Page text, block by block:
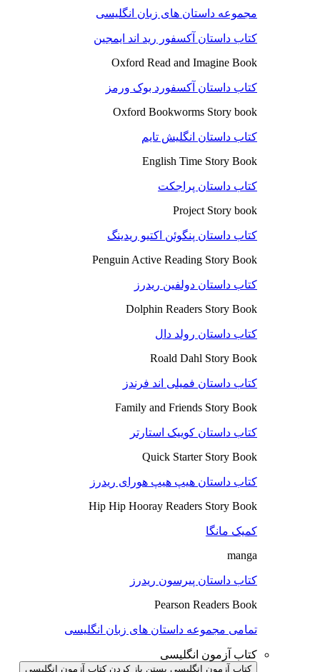
مجموعه داستان های زبان انگلیسی
کتاب داستان آکسفور رید اند ایمجین
Oxford Read and Imagine Book
کتاب داستان آکسفورد بوک ورمز
Oxford Bookworms Story book
کتاب داستان انگلیش تایم
English Time Story Book
کتاب داستان پراجکت
Project Story book
کتاب داستان پنگوئن اکتیو ریدینگ
Penguin Active Reading Story Book
کتاب داستان دولفین ریدرز
Dolphin Readers Story Book
کتاب داستان رولد دال
Roald Dahl Story Book
کتاب داستان فمیلی اند فرندز
Family and Friends Story Book
کتاب داستان کوییک استارتر
Quick Starter Story Book
کتاب داستان هیپ هیپ هورای ریدرز
Hip Hip Hooray Readers Story Book
کمیک مانگا
manga
کتاب داستان پیرسون ریدرز
Pearson Readers Book
تمامی مجموعه داستان های زبان انگلیسی
کتاب آزمون انگلیسی
کتاب آزمون انگلیسی بستن باز کردن کتاب آزمون انگلیسی